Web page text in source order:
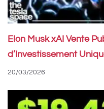
Elon Musk xAI Vente
d’Investissement
20/03/2026